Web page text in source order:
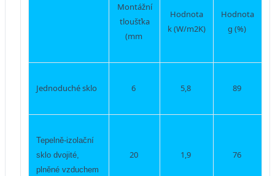
Montážní
tloušťka
(mm
Hodnota
k (W/m2K)
Hodnota
g (%)
Jednoduché sklo 6 5,8 89
Tepelně-izolační
sklo dvojité,
plněné vzduchem
20 1,9 76